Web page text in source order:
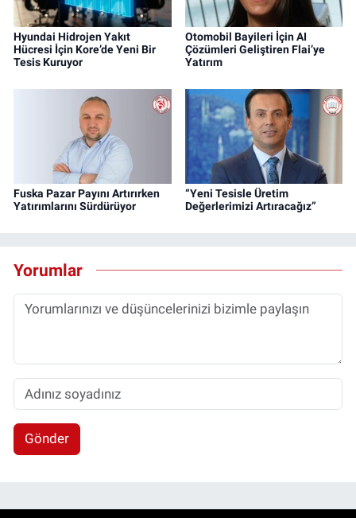
Hyundai Hidrojen Yakıt
Hücresi İçin Kore’de Yeni Bir
Tesis Kuruyor
Otomobil Bayileri İçin AI
Çözümleri Geliştiren Flai’ye
Yatırım
Fuska Pazar Payını Artırırken
Yatırımlarını Sürdürüyor
“Yeni Tesisle Üretim
Değerlerimizi Artıracağız”
Yorumlar
Gönder